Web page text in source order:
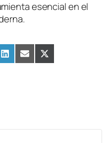
esencial en el
Compartir
en
LinkedInCompartir
en
EmailCompartir
en
X
(Twitter)